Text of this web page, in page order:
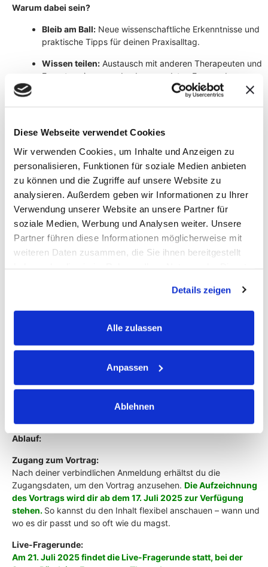
Diese Webseite verwendet Cookies
Wir verwenden Cookies, um Inhalte und Anzeigen zu
personalisieren, Funktionen für soziale Medien anbieten
zu können und die Zugriffe auf unsere Website zu
analysieren. Außerdem geben wir Informationen zu Ihrer
Verwendung unserer Website an unsere Partner für
soziale Medien, Werbung und Analysen weiter. Unsere
Partner führen diese Informationen möglicherweise mit
weiteren Daten zusammen, die Sie ihnen bereitgestellt
Details zeigen
Alle zulassen
Anpassen
Ablehnen
Warum dabei sein?
Bleib am Ball: Neue wissenschaftliche Erkenntnisse und
praktische Tipps für deinen Praxisalltag.
Wissen teilen: Austausch mit anderen Therapeuten und
Expertenwissen zu den brennendsten Fragen der
Flexibel und einfach: Vorträge und Fragerunden bequem von
Das Konzept:
Flexibles Lernen:
Du erhältst Zugang zu einem vorbereiteten Vortrag, der
dir bereits vor der Live-Fragerunde zur Verfügung steht.
Dies ermöglicht dir, dich in Ruhe mit dem Thema
auseinanderzusetzen – wann und wo es dir passt.
Live-Fragerunde:
Anschließend treffen wir uns in einer Live-Session, in
der offene Fragen beantwortet und Gedanken
Fälle aus deiner Praxis handelt oder allgemeine Themen,
Termin:
Ab dem 17. Juli 2025 als Aufzeichnung
verfügbar
21. Juli 2025 um 19 Uhr (Dauer ca. 1
Ablauf:
Zugang zum Vortrag:
Nach deiner verbindlichen Anmeldung erhältst du die
Zugangsdaten, um den Vortrag anzusehen. Die Aufzeichnung
des Vortrags wird dir ab dem 17. Juli 2025 zur Verfügung
stehen. So kannst du den Inhalt flexibel anschauen – wann und
wo es dir passt und so oft wie du magst.
Live-Fragerunde:
Am 21. Juli 2025findet die Live-Fragerunde statt, bei der